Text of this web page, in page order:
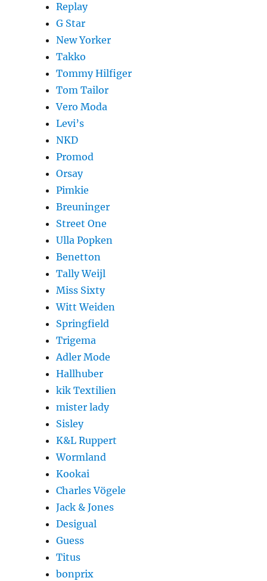
Replay
G Star
New Yorker
Takko
Tommy Hilfiger
Tom Tailor
Vero Moda
Levi’s
NKD
Promod
Orsay
Pimkie
Breuninger
Street One
Ulla Popken
Benetton
Tally Weijl
Miss Sixty
Witt Weiden
Springfield
Trigema
Adler Mode
Hallhuber
kik Textilien
mister lady
Sisley
K&L Ruppert
Wormland
Kookai
Charles Vögele
Jack & Jones
Desigual
Guess
Titus
bonprix